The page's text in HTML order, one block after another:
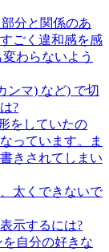
分と関係のあ
ごく違和感を感
わらないよう
ンマ) など) で切
?
をしていたの
っています。ま
きされてしまい
太くできないで
示するには?
自分の好きな